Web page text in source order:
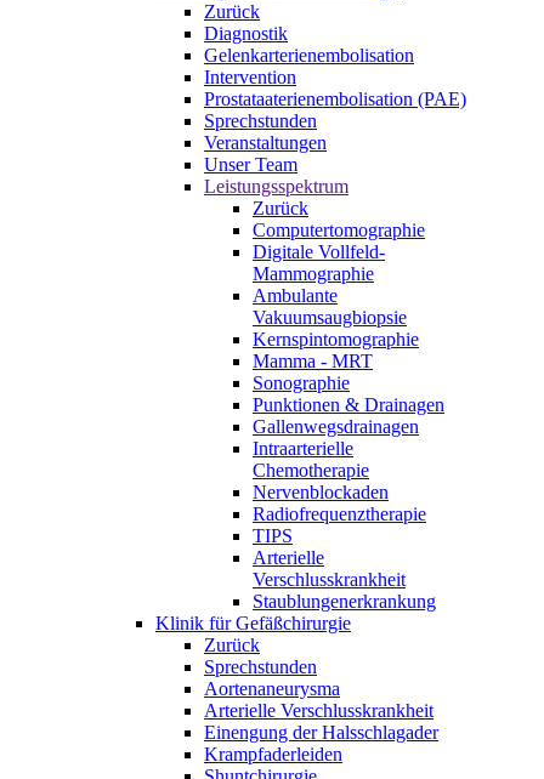
Zurück
Diagnostik
Gelenkarterienembolisation
Intervention
Prostataaterienembolisation (PAE)
Sprechstunden
Veranstaltungen
Unser Team
Leistungsspektrum
Zurück
Computertomographie
Digitale Vollfeld-
Mammographie
Ambulante
Vakuumsaugbiopsie
Kernspintomographie
Mamma - MRT
Sonographie
Punktionen & Drainagen
Gallenwegsdrainagen
Intraarterielle
Chemotherapie
Nervenblockaden
Radiofrequenztherapie
TIPS
Arterielle
Verschlusskrankheit
Staublungenerkrankung
Klinik für Gefäßchirurgie
Zurück
Sprechstunden
Aortenaneurysma
Arterielle Verschlusskrankheit
Einengung der Halsschlagader
Krampfaderleiden